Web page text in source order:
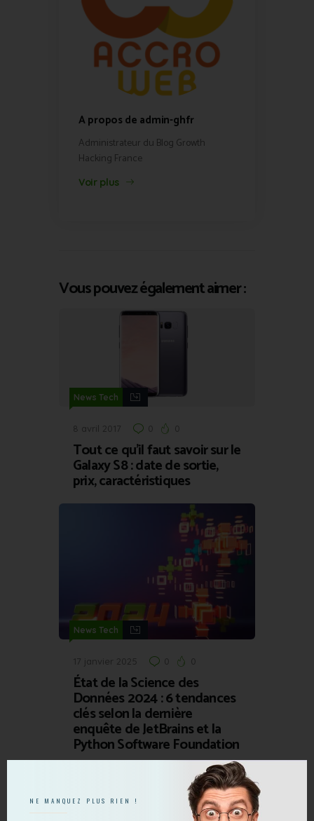
A propos de admin-ghfr
Administrateur du Blog Growth
Hacking France
Voir plus
Vous pouvez également aimer :
News Tech
8 avril 2017 0 0
Tout ce qu’il faut savoir sur le
Galaxy S8 : date de sortie,
prix, caractéristiques
News Tech
17 janvier 2025 0 0
État de la Science des
Données 2024 : 6 tendances
clés selon la dernière
enquête de JetBrains et la
Python Software Foundation
NE MANQUEZ PLUS RIEN !